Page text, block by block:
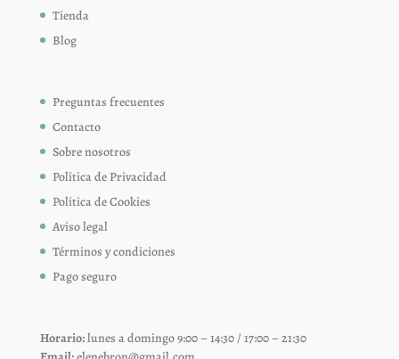
Tienda
Blog
Preguntas frecuentes
Contacto
Sobre nosotros
Política de Privacidad
Política de Cookies
Aviso legal
Términos y condiciones
Pago seguro
Horario:lunes a domingo 9:00 – 14:30 / 17:00 – 21:30